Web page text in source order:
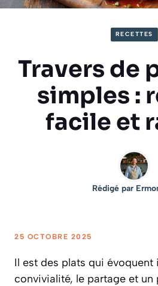
RECETTES
Travers de
simples :
facile et
Rédigé par
25 OCTOBRE 2025
Il est des plats qui évoquent
convivialité, le partage et un